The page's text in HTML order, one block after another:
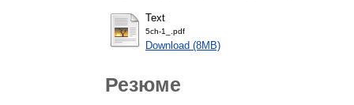
Text
5ch-1_.pdf
Download (8MB)
Резюме